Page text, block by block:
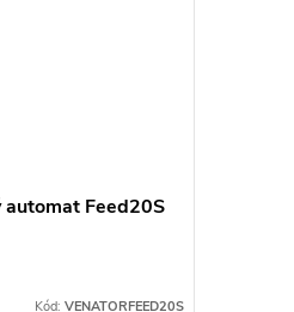
Feed20S
Kód: VENATORFEED20S